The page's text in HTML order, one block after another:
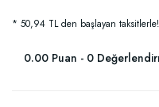
* 50,94 TL den başlayan
0.00 Puan - 0